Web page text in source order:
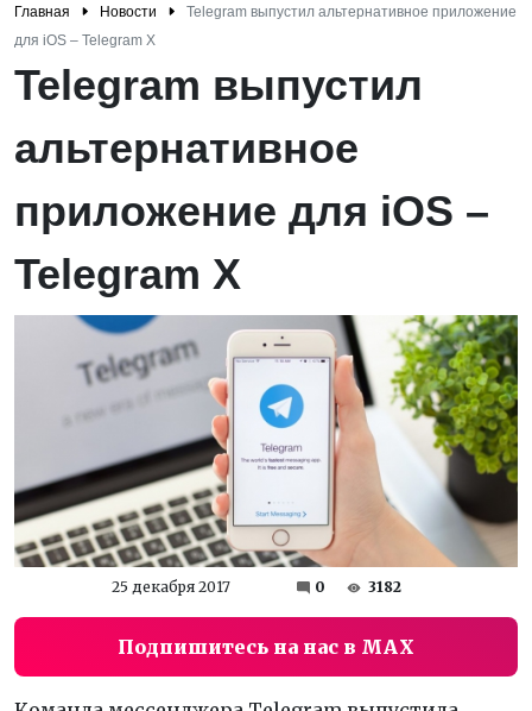
Главная Новости
Telegram выпустил альтернативное приложение
для iOS – Telegram X
Telegram выпустил
альтернативное
приложение для iOS –
Telegram X
25 декабря 2017 0 3182
Подпишитесь на нас в MAX